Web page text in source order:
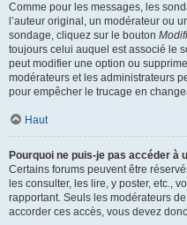
Comme pour les messages, les
l’auteur original, un modérateur ou
sondage, cliquez sur le bouton
toujours celui auquel est associé le
peut modifier une option ou
modérateurs et les administrateurs
pour empêcher le trucage en
Haut
Pourquoi ne puis-je pas accéder à
Certains forums peuvent être
les consulter, les lire, y poster, etc.,
rapportant. Seuls les modérateurs
accorder ces accès, vous devez